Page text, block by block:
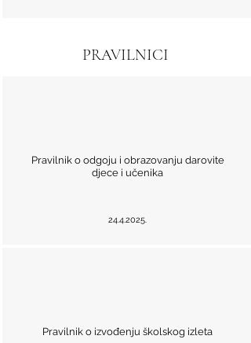
PRAVILNICI
Pravilnik o odgoju i obrazovanju darovite
djece i učenika
24.4.2025.
Pravilnik o izvođenju školskog izleta